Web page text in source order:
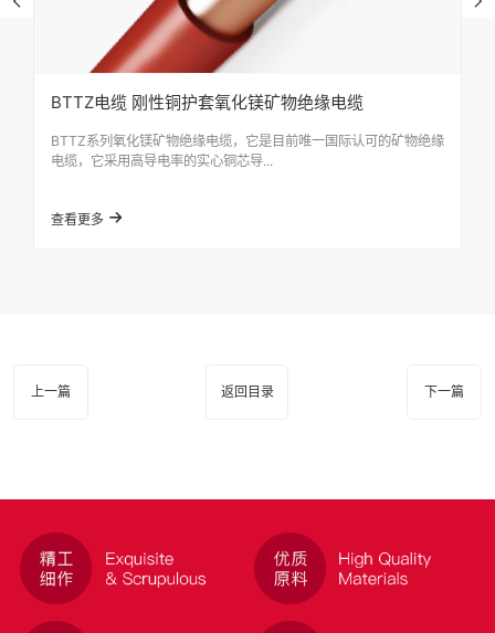
BTTZ电缆 刚性铜护套氧化镁矿物绝缘电缆
BTTZ系列氧化镁矿物绝缘电缆，它是目前唯一国际认可的矿物绝缘
电缆，它采用高导电率的实心铜芯导...
查看更多
上一篇 返回目录 下一篇